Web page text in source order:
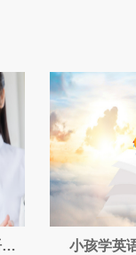
90后的家长怎么培养宝宝学习英语的兴趣？ 小孩学英